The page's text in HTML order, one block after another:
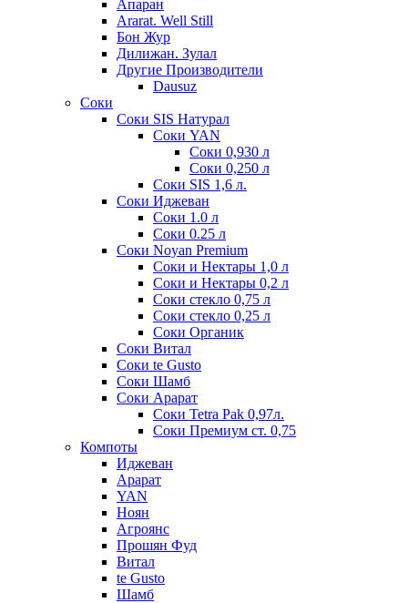
Апаран
Ararat. Well Still
Бон Жур
Дилижан. Зулал
Другие Производители
Dausuz
Соки
Соки SIS Натурал
Соки YAN
Соки 0,930 л
Соки 0,250 л
Соки SIS 1,6 л.
Соки Иджеван
Соки 1.0 л
Соки 0.25 л
Соки Noyan Premium
Соки и Нектары 1,0 л
Соки и Нектары 0,2 л
Соки стекло 0,75 л
Соки стекло 0,25 л
Соки Органик
Соки Витал
Соки te Gusto
Соки Шамб
Соки Арарат
Соки Tetra Pak 0,97л.
Соки Премиум ст. 0,75
Компоты
Иджеван
Арарат
YAN
Ноян
Агроянс
Прошян Фуд
Витал
te Gusto
Шамб